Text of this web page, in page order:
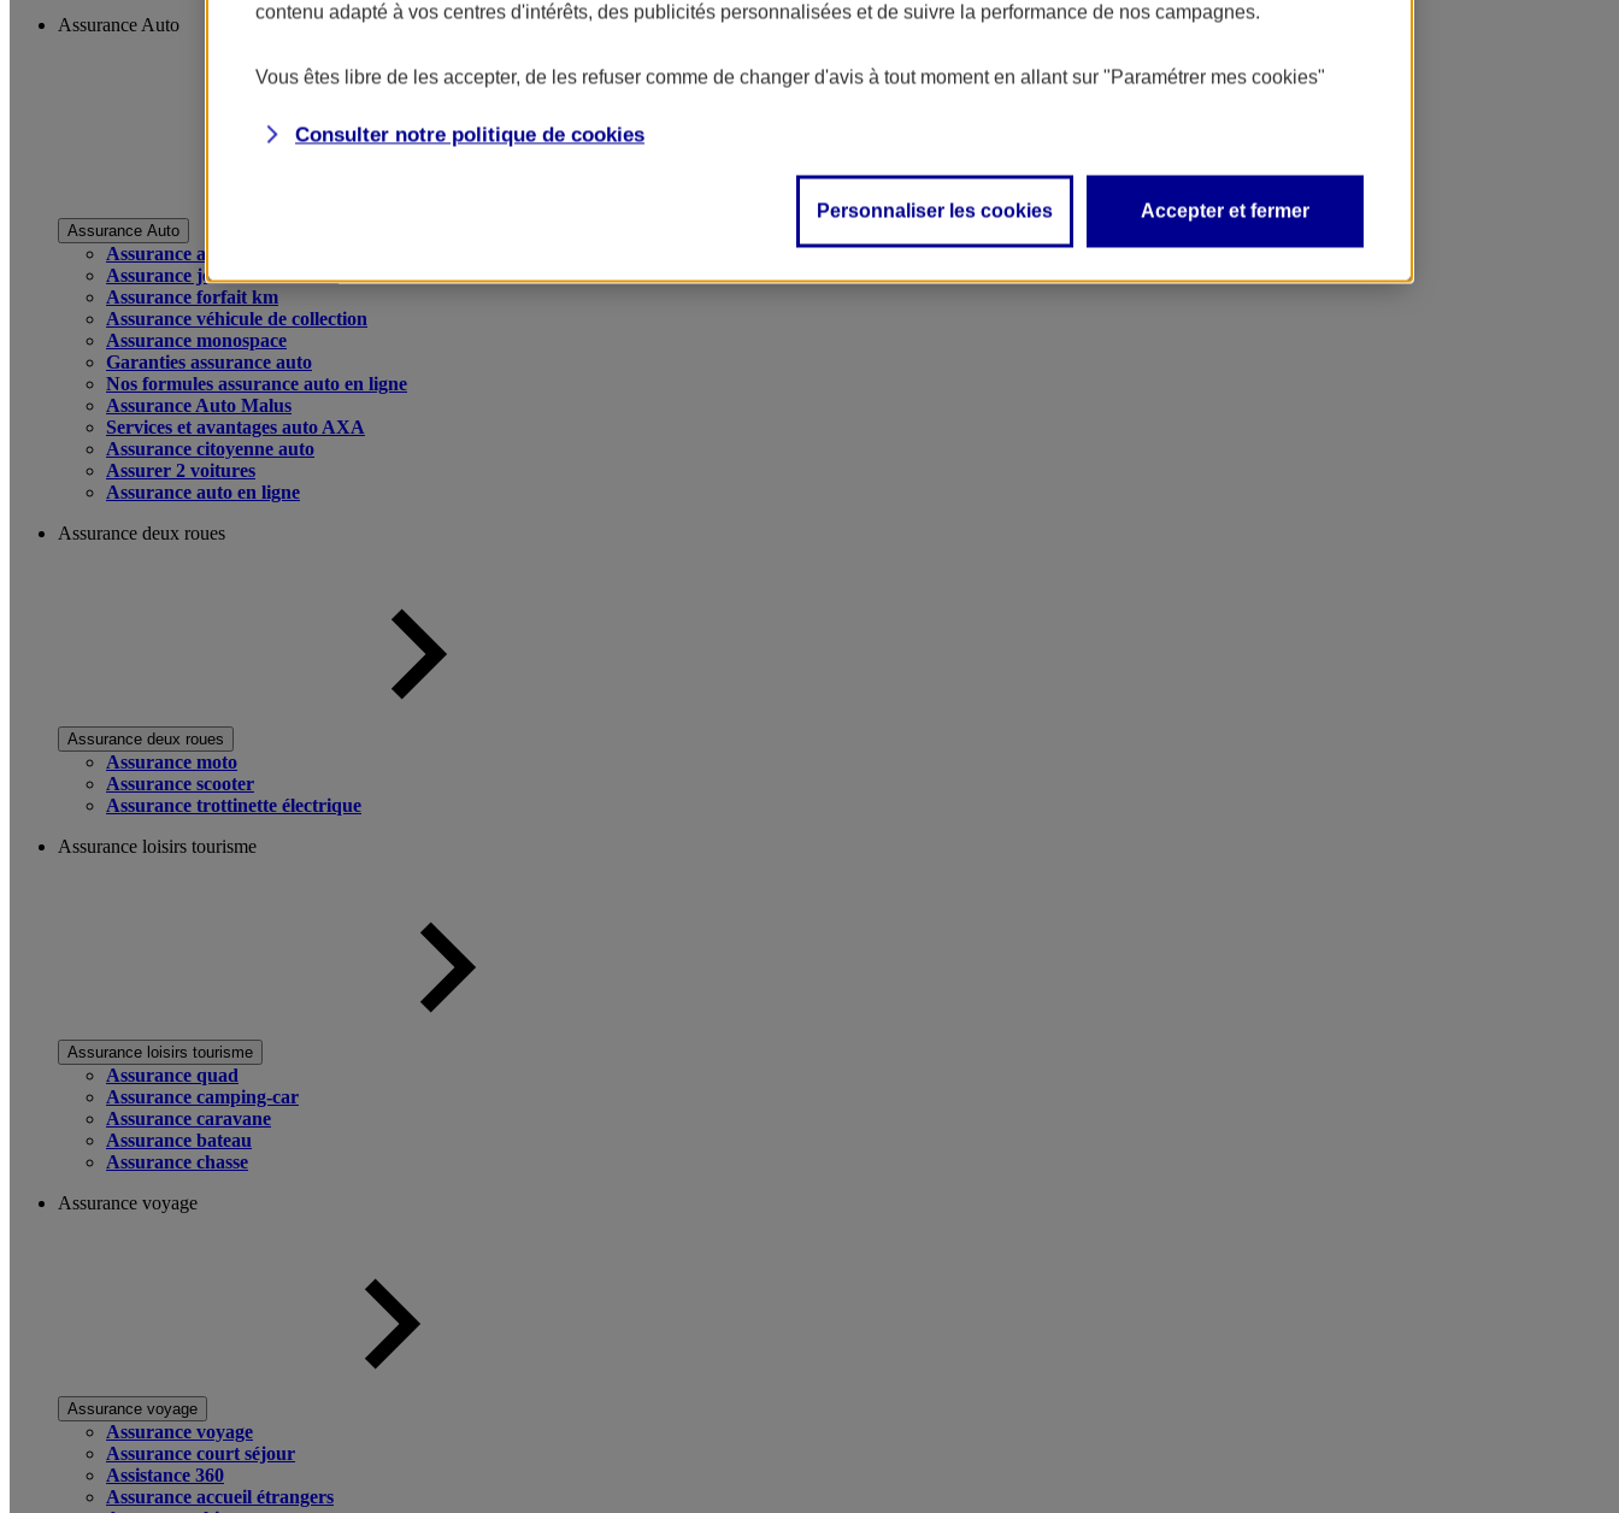
Assurance Auto
Assurance Auto
Assurance auto
Assurance jeune conducteur
Assurance forfait km
Assurance véhicule de collection
Assurance monospace
Garanties assurance auto
Nos formules assurance auto en ligne
Assurance Auto Malus
Services et avantages auto AXA
Assurance citoyenne auto
Assurer 2 voitures
Assurance auto en ligne
Assurance deux roues
Assurance deux roues
Assurance moto
Assurance scooter
Assurance trottinette électrique
Assurance loisirs tourisme
Assurance loisirs tourisme
Assurance quad
Assurance camping-car
Assurance caravane
Assurance bateau
Assurance chasse
Assurance voyage
Assurance voyage
Assurance voyage
Assurance court séjour
Assistance 360
Assurance accueil étrangers
contenu adapté à vos centres d'intérêts, des publicités personnalisées et de suivre la performance de nos campagnes.
Vous êtes libre de les accepter, de les refuser comme de changer d'avis à tout moment en allant sur "Paramétrer mes cookies"
Consulter notre politique de cookies
Personnaliser les cookies Accepter et fermer